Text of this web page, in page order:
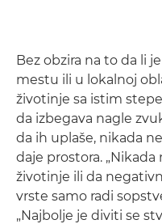
Bez obzira na to da li
mestu ili u lokalnoj
životinje sa istim
da izbegava nagle
da ih uplaše, nikada
daje prostora.
životinje ili da
vrste samo radi
„Najbolje je diviti se